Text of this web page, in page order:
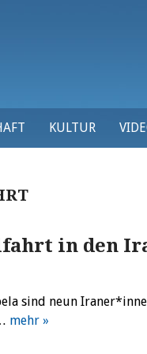
KULTUR
in den
sind neun
mehr »